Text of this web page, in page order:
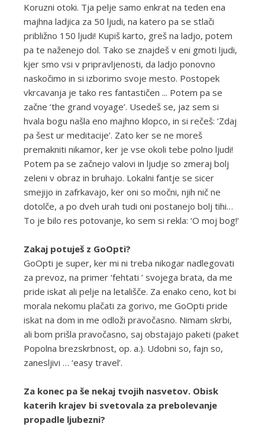
Koruzni otoki. Tja pelje samo enkrat na teden ena
majhna ladjica za 50 ljudi, na katero pa se stlači
približno 150 ljudi! Kupiš karto, greš na ladjo, potem
pa te naženejo dol. Tako se znajdeš v eni gmoti ljudi,
kjer smo vsi v pripravljenosti, da ladjo ponovno
naskočimo in si izborimo svoje mesto. Postopek
vkrcavanja je tako res fantastičen ... Potem pa se
začne ‘the grand voyage’. Usedeš se, jaz sem si
hvala bogu našla eno majhno klopco, in si rečeš: ‘Zdaj
pa šest ur meditacije’. Zato ker se ne moreš
premakniti nikamor, ker je vse okoli tebe polno ljudi!
Potem pa se začnejo valovi in ljudje so zmeraj bolj
zeleni v obraz in bruhajo. Lokalni fantje se sicer
smejijo in zafrkavajo, ker oni so močni, njih nič ne
dotolče, a po dveh urah tudi oni postanejo bolj tihi…
To je bilo res potovanje, ko sem si rekla: ‘O moj bog!‘
Zakaj potuješ z GoOpti?
GoOpti je super, ker mi ni treba nikogar nadlegovati
za prevoz, na primer ‘fehtati ’ svojega brata, da me
pride iskat ali pelje na letališče. Za enako ceno, kot bi
morala nekomu plačati za gorivo, me GoOpti pride
iskat na dom in me odloži pravočasno. Nimam skrbi,
ali bom prišla pravočasno, saj obstajajo paketi (paket
Popolna brezskrbnost, op. a.). Udobni so, fajn so,
zanesljivi … ‘easy travel’.
Za konec pa še nekaj tvojih nasvetov. Obisk
katerih krajev bi svetovala za prebolevanje
propadle ljubezni?